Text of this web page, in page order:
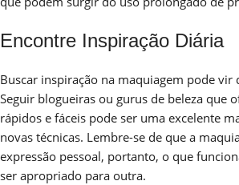
Encontre Inspiração Diária
Buscar inspiração na maquiagem pode vir
Seguir blogueiras ou gurus de beleza que
rápidos e fáceis pode ser uma excelente
novas técnicas. Lembre-se de que a
expressão pessoal, portanto, o que
ser apropriado para outra.